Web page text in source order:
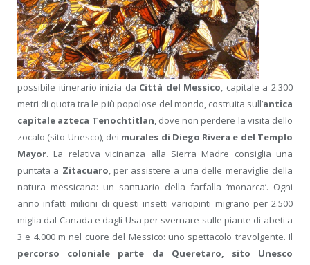
possibile itinerario inizia da Città del Messico, capitale a 2.300
metri di quota tra le più popolose del mondo, costruita sull’antica
capitale azteca Tenochtitlan, dove non perdere la visita dello
zocalo (sito Unesco), dei murales di Diego Rivera e del Templo
Mayor. La relativa vicinanza alla Sierra Madre consiglia una
puntata a Zitacuaro, per assistere a una delle meraviglie della
natura messicana: un santuario della farfalla ‘monarca’. Ogni
anno infatti milioni di questi insetti variopinti migrano per 2.500
miglia dal Canada e dagli Usa per svernare sulle piante di abeti a
3 e 4.000 m nel cuore del Messico: uno spettacolo travolgente. Il
percorso coloniale parte da Queretaro, sito Unesco